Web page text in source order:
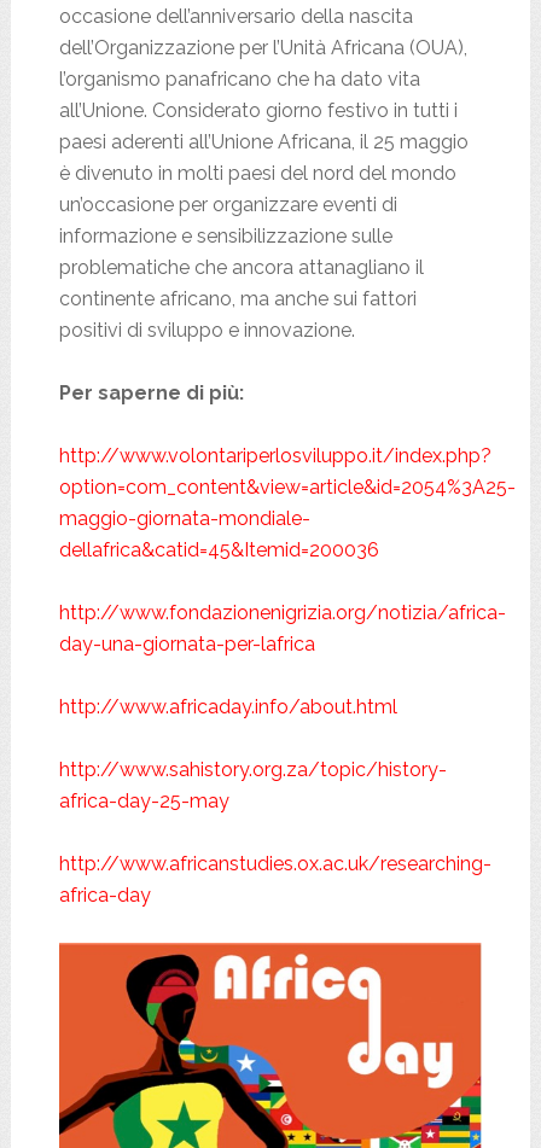
occasione dell’anniversario della nascita
dell’Organizzazione per l’Unità Africana (OUA),
l’organismo panafricano che ha dato vita
all’Unione. Considerato giorno festivo in tutti i
paesi aderenti all’Unione Africana, il 25 maggio
è divenuto in molti paesi del nord del mondo
un’occasione per organizzare eventi di
informazione e sensibilizzazione sulle
problematiche che ancora attanagliano il
continente africano, ma anche sui fattori
positivi di sviluppo e innovazione.
Per saperne di più:
http://www.volontariperlosviluppo.it/index.php?
option=com_content&view=article&id=2054%3A25-
maggio-giornata-mondiale-
dellafrica&catid=45&Itemid=200036
http://www.fondazionenigrizia.org/notizia/africa-
day-una-giornata-per-lafrica
http://www.africaday.info/about.html
http://www.sahistory.org.za/topic/history-
africa-day-25-may
http://www.africanstudies.ox.ac.uk/researching-
africa-day